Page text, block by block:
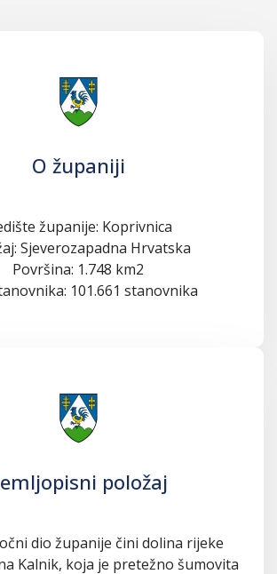
O županiji
županije: Koprivnica
Sjeverozapadna Hrvatska
Površina: 1.748 km2
101.661 stanovnika
položaj
dio županije čini dolina rijeke
Kalnik, koja je pretežno šumovita